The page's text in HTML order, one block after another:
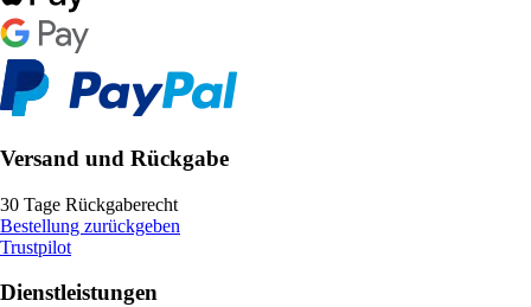
Versand und Rückgabe
30 Tage Rückgaberecht
Bestellung zurückgeben
Trustpilot
Dienstleistungen